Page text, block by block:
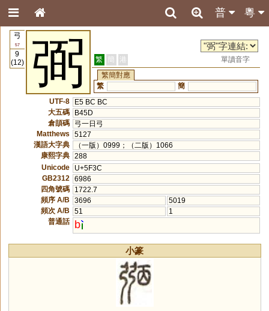
粵
普
弓
57
9
(12)
弼 繁 簡 港
單讀音字
繁簡對應
繁
簡
UTF-8
E5 BC BC
大五碼
B45D
倉頡碼
弓一日弓
Matthews
5127
漢語大字典
（一版）0999；（二版）1066
康熙字典 288
Unicode
U+5F3C
GB2312
6986
四角號碼
1722.7
頻序 A/B
3696
5019
頻次 A/B
51
1
普通話
b
小篆